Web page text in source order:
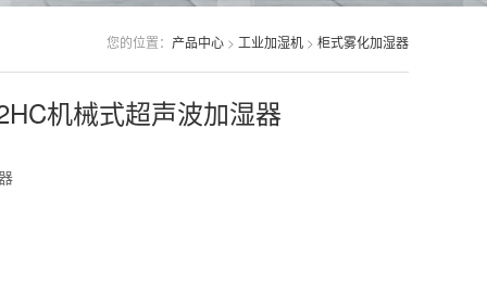
您的位置： 产品中心 > 工业加湿机 > 柜式雾化加湿器
机械式超声波加湿器